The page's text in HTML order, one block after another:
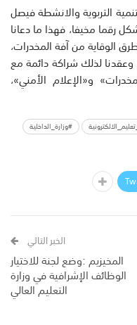
التربوية والانشطة فيصل
رقما مخيفا، فهذا ما دعانا
الوقاية من آفة المخدرات،
وعقدنا لذلك شراكة دائمة مع
و«الإعلام الأمني»،
#وزارة_الداخلية
الخبر التالي
المخيزيم :وضع لجنة للاختيار
الوظائف الإشرافية في وزارة
التعليم العالي